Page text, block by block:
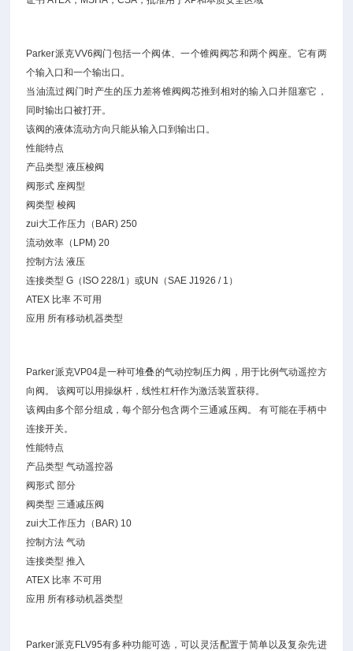
Parker派克VV6阀门包括一个阀体、一个锥阀阀芯和两个阀座。它有两
个输入口和一个输出口。
当油流过阀门时产生的压力差将锥阀阀芯推到相对的输入口并阻塞它，
同时输出口被打开。
该阀的液体流动方向只能从输入口到输出口。
性能特点
产品类型 液压梭阀
阀形式 座阀型
阀类型 梭阀
zui大工作压力（BAR) 250
流动效率（LPM) 20
控制方法 液压
连接类型 G（ISO 228/1）或UN（SAE J1926 / 1）
ATEX 比率 不可用
应用 所有移动机器类型
Parker派克VP04是一种可堆叠的气动控制压力阀，用于比例气动遥控方
向阀。 该阀可以用操纵杆，线性杠杆作为激活装置获得。
该阀由多个部分组成，每个部分包含两个三通减压阀。 有可能在手柄中
连接开关。
性能特点
产品类型 气动遥控器
阀形式 部分
阀类型 三通减压阀
zui大工作压力（BAR) 10
控制方法 气动
连接类型 推入
ATEX 比率 不可用
应用 所有移动机器类型
Parker派克FLV95有多种功能可选，可以灵活配置于简单以及复杂先进